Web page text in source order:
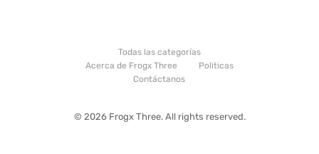
Todas las categorías
Acerca de Frogx Three
Politicas
Contáctanos
© 2026 Frogx Three. All rights reserved.